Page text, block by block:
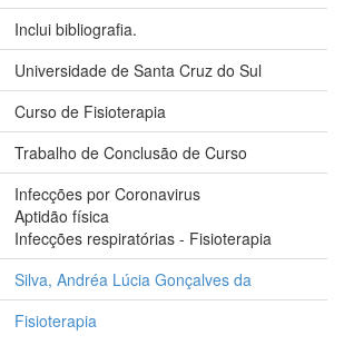
Inclui bibliografia.
Universidade de Santa Cruz do Sul
Curso de Fisioterapia
Trabalho de Conclusão de Curso
Infecções por Coronavirus
Aptidão física
Infecções respiratórias - Fisioterapia
Silva, Andréa Lúcia Gonçalves da
Fisioterapia